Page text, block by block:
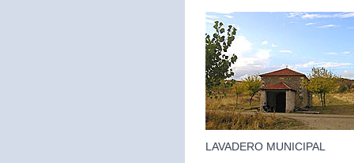
LAVADERO MUNICIPAL